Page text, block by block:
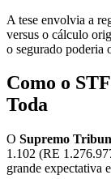
A tese envolvia a
versus o cálculo
o segurado poderia
Como o
Toda
O Supremo
1.102 (RE
grande expectativa